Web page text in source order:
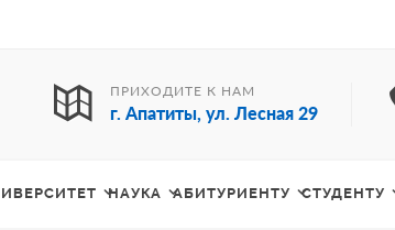
ПРИХОДИТЕ К НАМ
г. Апатиты, ул. Лесная 29
НАУКА АБИТУРИЕНТУ СТУДЕНТУ